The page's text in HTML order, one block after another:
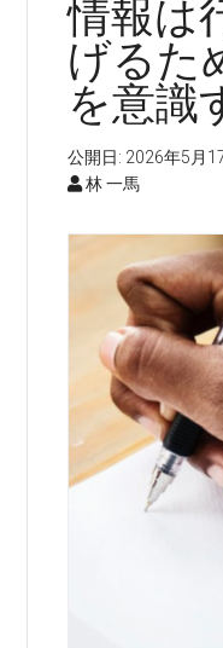
情報は
げるた
を意識
公開日: 2026年5月
林 一馬